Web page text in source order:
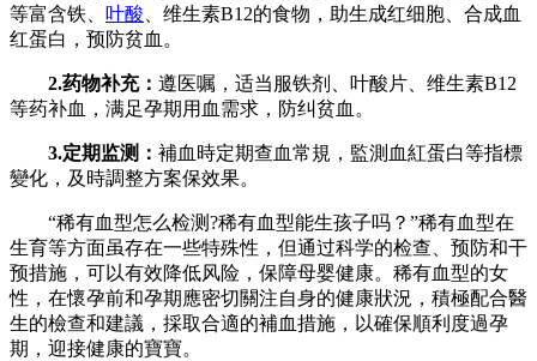
等富含铁、 叶酸 、维生素B12的食物，助生成红细胞、合成血
红蛋白，预防贫血。
2.药物补充： 遵医嘱，适当服铁剂、叶酸片、维生素B12
等药补血，满足孕期用血需求，防纠贫血。
3.定期监测： 補血時定期查血常規，監測血紅蛋白等指標
變化，及時調整方案保效果。
“稀有血型怎么检测?稀有血型能生孩子吗？”稀有血型在
生育等方面虽存在一些特殊性，但通过科学的检查、预防和干
预措施，可以有效降低风险，保障母婴健康。稀有血型的女
性，在懷孕前和孕期應密切關注自身的健康狀況，積極配合醫
生的檢查和建議，採取合適的補血措施，以確保順利度過孕
期，迎接健康的寶寶。